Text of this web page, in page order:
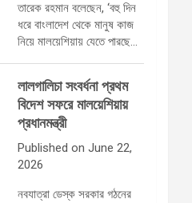
তারেক রহমান বলেছেন, ‘বহু দিন
ধরে বাংলাদেশ থেকে মানুষ কাজ
নিয়ে মালয়েশিয়ায় যেতে পারছে…
লালগালিচা সংবর্ধনা প্রথম
বিদেশ সফরে মালয়েশিয়ায়
প্রধানমন্ত্রী
Published on June 22,
2026
নবযাত্রা ডেস্ক সরকার গঠনের